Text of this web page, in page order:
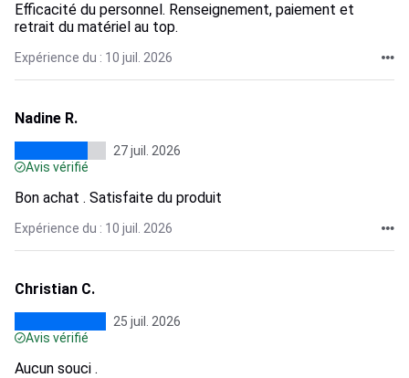
Efficacité du personnel. Renseignement, paiement et
retrait du matériel au top.
Expérience du : 10 juil. 2026
Nadine R.
27 juil. 2026
Avis vérifié
Bon achat . Satisfaite du produit
Expérience du : 10 juil. 2026
Christian C.
25 juil. 2026
Avis vérifié
Aucun souci .